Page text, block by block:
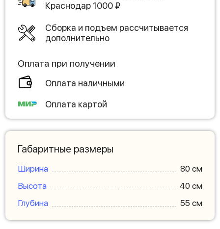
Краснодар1000 ₽
Сборка и подъем рассчитывается
дополнительно
Оплата при получении
Оплата наличными
Оплата картой
Габаритные размеры
Ширина
80 см
Высота
40 см
Глубина
55 см